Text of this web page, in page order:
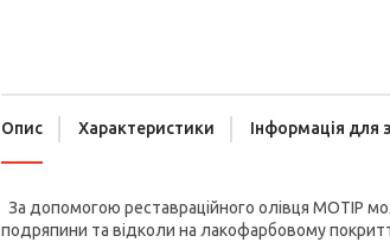
Опис Характеристики Інформація для
За допомогою реставраційного олівця MOTIP
подряпини та відколи на лакофарбовому